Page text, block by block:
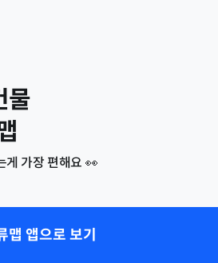
물
게 가장 편해요 👀
맵 앱으로 보기